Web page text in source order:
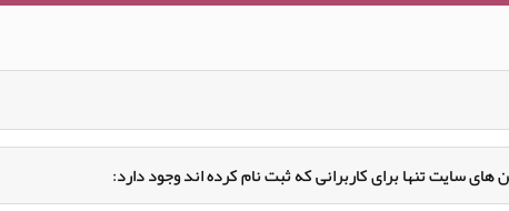
های سایت تنها برای کاربرانی که ثبت نام کرده اند وجود دارد: